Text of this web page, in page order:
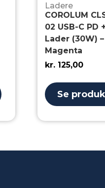
Ladere
COROLUM
02 USB-C PD
Lader (30W) –
Magenta
kr.125,00
Se